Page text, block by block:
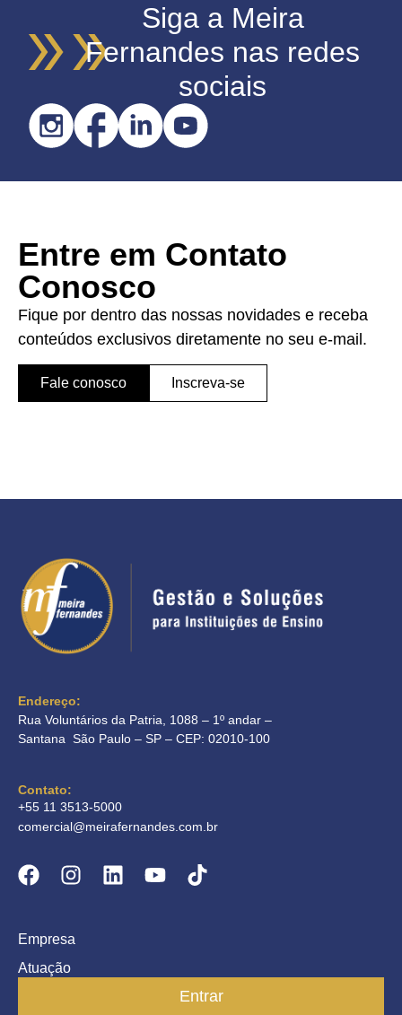
Siga a Meira
Fernandes nas redes
sociais
Entre em Contato
Conosco
Fique por dentro das nossas novidades e receba
conteúdos exclusivos diretamente no seu e-mail.
Fale conosco Inscreva-se
Endereço:
Rua Voluntários da Patria, 1088 – 1º andar –
Santana São Paulo – SP – CEP: 02010-100
Contato:
+55 11 3513-5000
comercial@meirafernandes.com.br
Empresa
Atuação
Entrar